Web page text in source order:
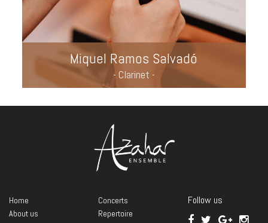
Miquel Ramos Salvadó
- Clarinet -
Home
About us
Concerts
Repertoire
Follow us